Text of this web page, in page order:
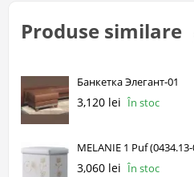
Produse similare
Банкетка Элегант-01
3,120 lei În stoc
MELANIE 1 Puf
3,060 lei În stoc